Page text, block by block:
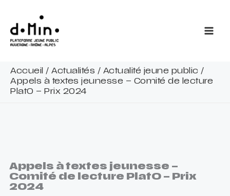
contenu
Accueil / Actualités / Actualité jeune public /
Appels à textes jeunesse – Comité de lecture
PlatO – Prix 2024
Appels à textes jeunesse –
Comité de lecture PlatO – Prix
2024